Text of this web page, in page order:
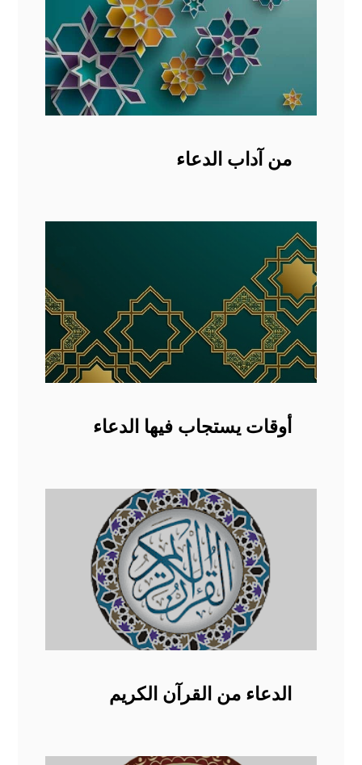
من آداب الدعاء
أوقات يستجاب فيها الدعاء
الدعاء من القرآن الكريم